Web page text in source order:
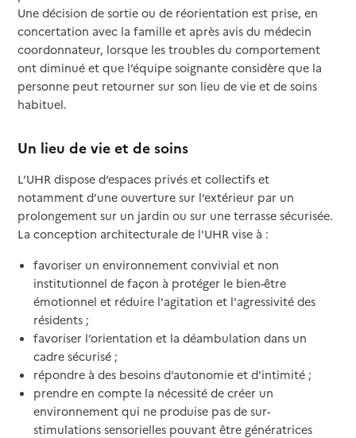
Une décision de sortie ou de réorientation est prise, en
concertation avec la famille et après avis du médecin
coordonnateur, lorsque les troubles du comportement
ont diminué et que l’équipe soignante considère que la
personne peut retourner sur son lieu de vie et de soins
habituel.
Un lieu de vie et de soins
L’UHR dispose d’espaces privés et collectifs et
notamment d’une ouverture sur l’extérieur par un
prolongement sur un jardin ou sur une terrasse sécurisée.
La conception architecturale de l'UHR vise à :
favoriser un environnement convivial et non
institutionnel de façon à protéger le bien-être
émotionnel et réduire l'agitation et l'agressivité des
résidents ;
favoriser l’orientation et la déambulation dans un
cadre sécurisé ;
répondre à des besoins d’autonomie et d’intimité ;
prendre en compte la nécessité de créer un
environnement qui ne produise pas de sur-
stimulations sensorielles pouvant être génératrices